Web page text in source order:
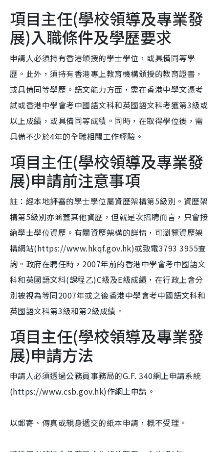
項目主任(學校領導及專業發
展)入職條件及學歷要求
申請人必須持有香港頒授的學士學位，或具備同等學
歷。此外，須持有香港專上教育機構頒授的教育證書，
或具備同等學歷。語文能力方面，需在香港中學文憑考
試或香港中學會考中國語文科和英國語文科考獲第3級或
以上成績，或具備同等成績。同時，在取得學位後，需
具備不少於4年的全職相關工作經驗。
項目主任(學校領導及專業發
展)申請前注意事項
註：經本地評審的學士學位屬資歷架構第5級別。資歷架
構第5級別亦涵蓋其他資歷，但就是次招聘而言，只會接
納學士學位資歷。有關資歷架構的詳情，可瀏覽資歷架
構網站(https://www.hkqf.gov.hk)或致電3793 3955查
詢。政府在聘任時，2007年前的香港中學會考中國語文
科和英國語文科(課程乙)C級及E級成績，在行政上會分
別被視為等同2007年或之後香港中學會考中國語文科和
英國語文科第3級和第2級成績。
項目主任(學校領導及專業發
展)申請方法
申請人必須透過公務員事務局的G.F. 340網上申請系統
(https://www.csb.gov.hk)作網上申請。
以郵寄、傳真或親身遞交的紙本申請，概不受理。